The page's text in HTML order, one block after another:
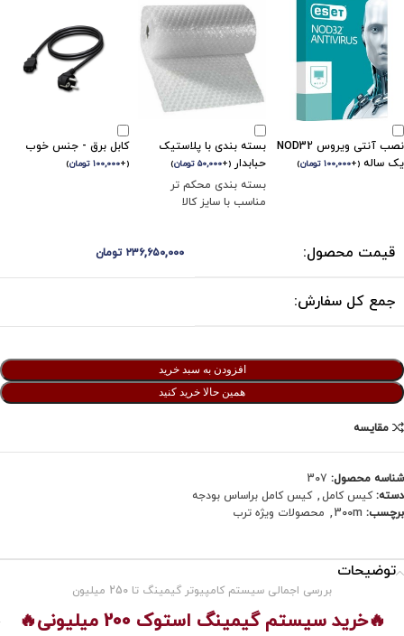
نصب آنتی ویروس NOD32
یک ساله (
+۱۰۰,۰۰۰ تومان)
بسته بندی با پلاستیک
حبابدار (
+۵۰,۰۰۰ تومان)
بسته بندی محکم تر
مناسب با سایز کالا
کابل برق - جنس خوب
(
+۱۰۰,۰۰۰ تومان)
قیمت محصول: ۲۳۶,۶۵۰,۰۰۰ تومان
جمع کل سفارش:
افزودن به سبد خرید
همین حالا خرید کنید
مقایسه
شناسه محصول: 307
دسته: کیس کامل, کیس کامل براساس بودجه
برچسب: 300m
, محصولات ویژه ترب
توضیحات
بررسی اجمالی سیستم کامپیوتر گیمینگ تا 250 میلیون
🔥خرید سیستم گیمینگ استوک 200 میلیونی🔥